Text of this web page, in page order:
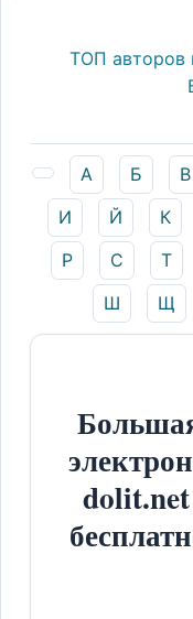
ТОП авторов
А Б В
И
Й К
Р
С Т
Ш
Щ